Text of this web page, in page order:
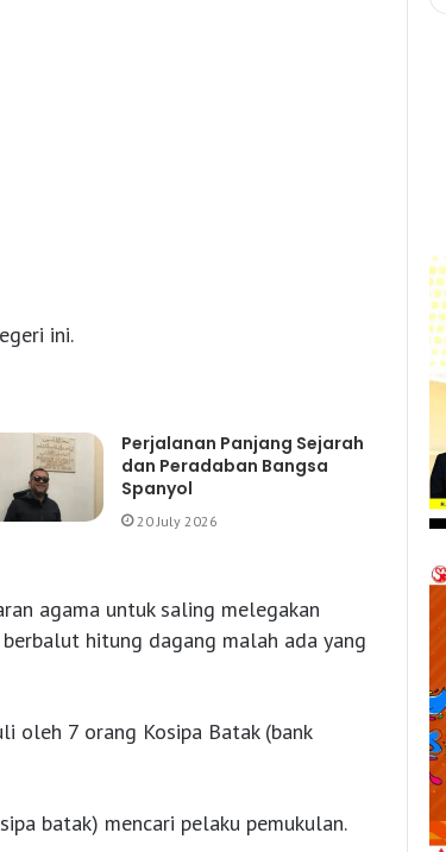
ini.
Perjalanan Panjang Sejarah
dan Peradaban Bangsa
Spanyol
20 July 2026
agama untuk saling melegakan
hitung dagang malah ada yang
oleh 7 orang Kosipa Batak (bank
batak) mencari pelaku pemukulan.